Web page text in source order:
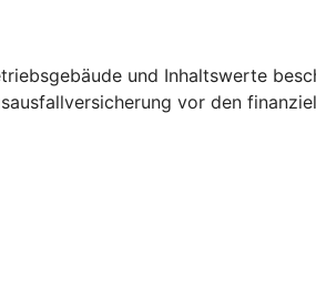
und Inhaltswerte
vor den